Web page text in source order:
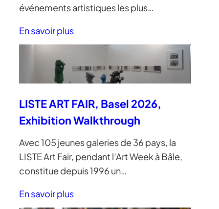
événements artistiques les plus…
En savoir plus
LISTE ART FAIR, Basel 2026,
Exhibition Walkthrough
Avec 105 jeunes galeries de 36 pays, la
LISTE Art Fair, pendant l’Art Week à Bâle,
constitue depuis 1996 un…
En savoir plus